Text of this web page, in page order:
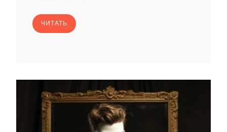
ЧИТАТЬ